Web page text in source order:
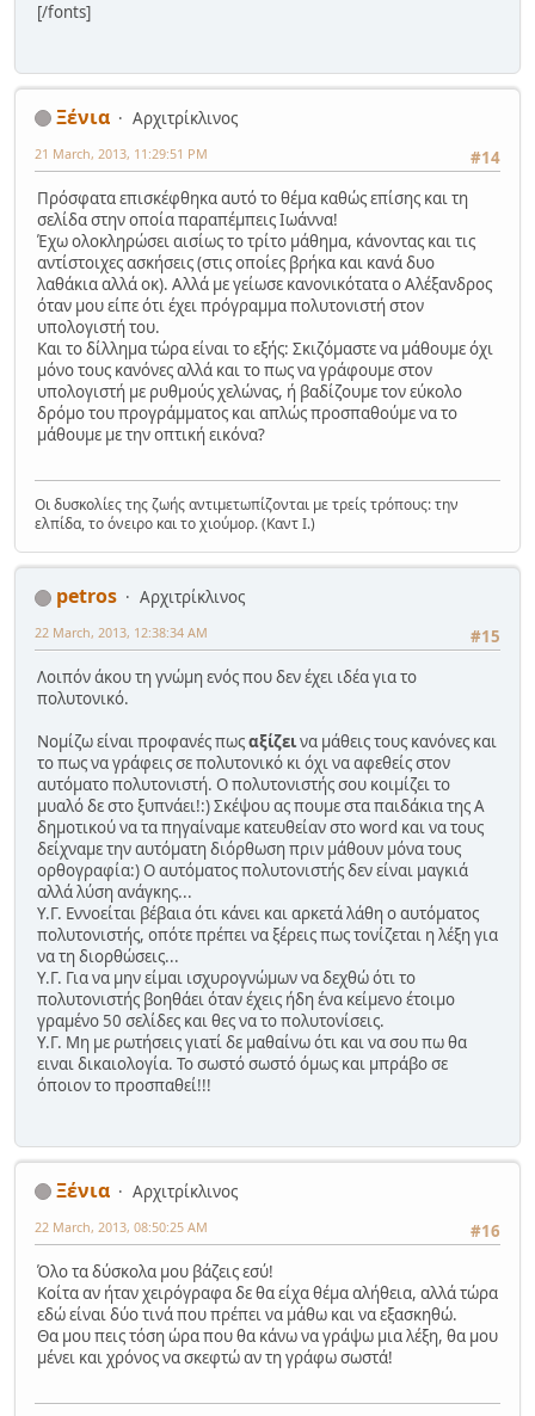
[/fonts]
Ξένια
Αρχιτρίκλινος
#14
21 March, 2013, 11:29:51 PM
Πρόσφατα επισκέφθηκα αυτό το θέμα καθώς επίσης και τη
σελίδα στην οποία παραπέμπεις Ιωάννα!
Έχω ολοκληρώσει αισίως το τρίτο μάθημα, κάνοντας και τις
αντίστοιχες ασκήσεις (στις οποίες βρήκα και κανά δυο
λαθάκια αλλά οκ). Αλλά με γείωσε κανονικότατα ο Αλέξανδρος
όταν μου είπε ότι έχει πρόγραμμα πολυτονιστή στον
υπολογιστή του.
Και το δίλλημα τώρα είναι το εξής: Σκιζόμαστε να μάθουμε όχι
μόνο τους κανόνες αλλά και το πως να γράφουμε στον
υπολογιστή με ρυθμούς χελώνας, ή βαδίζουμε τον εύκολο
δρόμο του προγράμματος και απλώς προσπαθούμε να το
μάθουμε με την οπτική εικόνα?
Οι δυσκολίες της ζωής αντιμετωπίζονται με τρείς τρόπους: την
ελπίδα, το όνειρο και το χιούμορ. (Καντ Ι.)
petros
Αρχιτρίκλινος
#15
22 March, 2013, 12:38:34 AM
Λοιπόν άκου τη γνώμη ενός που δεν έχει ιδέα για το
πολυτονικό.
Νομίζω είναι προφανές πωςαξίζεινα μάθεις τους κανόνες και
το πως να γράφεις σε πολυτονικό κι όχι να αφεθείς στον
αυτόματο πολυτονιστή. Ο πολυτονιστής σου κοιμίζει το
μυαλό δε στο ξυπνάει!:) Σκέψου ας πουμε στα παιδάκια της Α
δημοτικού να τα πηγαίναμε κατευθείαν στο word και να τους
δείχναμε την αυτόματη διόρθωση πριν μάθουν μόνα τους
ορθογραφία:) Ο αυτόματος πολυτονιστής δεν είναι μαγκιά
αλλά λύση ανάγκης...
Υ.Γ. Εννοείται βέβαια ότι κάνει και αρκετά λάθη ο αυτόματος
πολυτονιστής, οπότε πρέπει να ξέρεις πως τονίζεται η λέξη για
να τη διορθώσεις...
Υ.Γ. Για να μην είμαι ισχυρογνώμων να δεχθώ ότι το
πολυτονιστής βοηθάει όταν έχεις ήδη ένα κείμενο έτοιμο
γραμένο 50 σελίδες και θες να το πολυτονίσεις.
Υ.Γ. Μη με ρωτήσεις γιατί δε μαθαίνω ότι και να σου πω θα
ειναι δικαιολογία. Το σωστό σωστό όμως και μπράβο σε
όποιον το προσπαθεί!!!
Ξένια
Αρχιτρίκλινος
#16
22 March, 2013, 08:50:25 AM
Όλο τα δύσκολα μου βάζεις εσύ!
Κοίτα αν ήταν χειρόγραφα δε θα είχα θέμα αλήθεια, αλλά τώρα
εδώ είναι δύο τινά που πρέπει να μάθω και να εξασκηθώ.
Θα μου πεις τόση ώρα που θα κάνω να γράψω μια λέξη, θα μου
μένει και χρόνος να σκεφτώ αν τη γράφω σωστά!